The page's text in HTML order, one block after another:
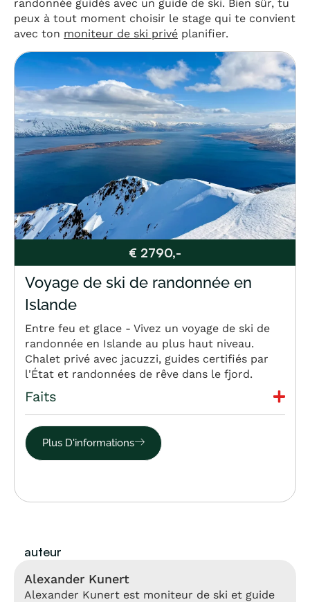
randonnée guidés avec un guide de ski. Bien sûr, tu
peux à tout moment choisir le stage qui te convient
avec ton moniteur de ski privé planifier.
€ 2790,-
Voyage de ski de randonnée en
Islande
Entre feu et glace - Vivez un voyage de ski de
randonnée en Islande au plus haut niveau.
Chalet privé avec jacuzzi, guides certifiés par
l'État et randonnées de rêve dans le fjord.
Faits
Plus D'informations
auteur
Alexander Kunert
Alexander Kunert est moniteur de ski et guide